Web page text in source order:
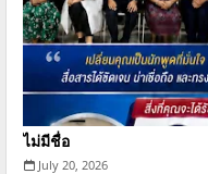
ไม่มีชื่อ
July 20, 2026